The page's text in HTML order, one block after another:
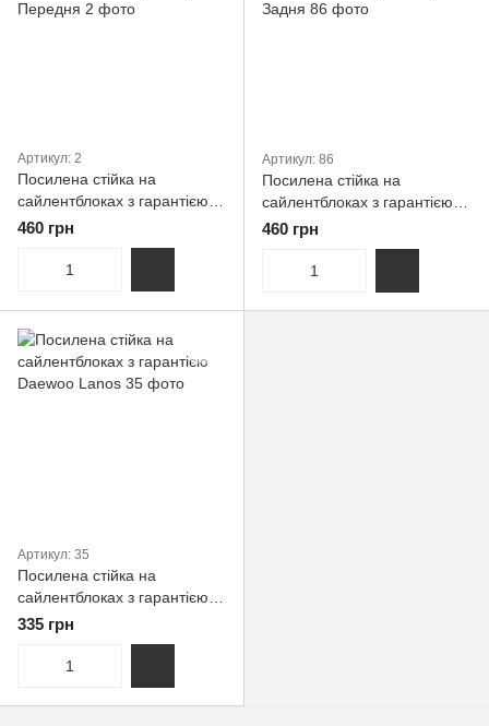
Артикул: 2
Посилена стійка на
сайлентблоках з гарантією
Daewoo Nubira 3 (2003-)
460 грн
Артикул: 86
Посилена стійка на
сайлентблоках з гарантією
Daewoo Nubira (1997-...)
460 грн
Артикул: 35
Посилена стійка на
сайлентблоках з гарантією
Daewoo Lanos
335 грн